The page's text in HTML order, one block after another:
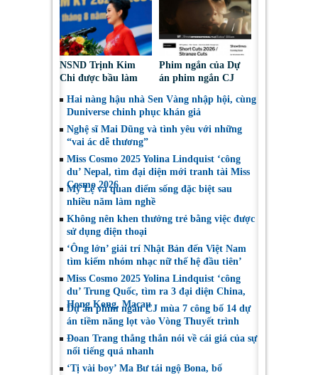
chọn”
NSND Trịnh Kim
Chi được bầu làm
Nghệ sĩ Sân khấu
Việt Nam
Phim ngắn của Dự
án phim ngắn CJ
tại LHP quốc tế
Toronto 2026
Hai nàng hậu nhà Sen Vàng nhập hội, cùng
Duniverse chinh phục khán giả
Nghệ sĩ Mai Dũng và tình yêu với những
“vai ác dễ thương”
Miss Cosmo 2025 Yolina Lindquist ‘công
du’ Nepal, tìm đại diện mới tranh tài Miss
Cosmo 2026
Mỹ Lệ và quan điểm sống đặc biệt sau
nhiều năm làm nghề
Không nên khen thưởng trẻ bằng việc được
sử dụng điện thoại
‘Ông lớn’ giải trí Nhật Bản đến Việt Nam
tìm kiếm nhóm nhạc nữ thế hệ đầu tiên’
Miss Cosmo 2025 Yolina Lindquist ‘công
du’ Trung Quốc, tìm ra 3 đại diện China,
Hong Kong, Macau
Dự án phim ngắn CJ mùa 7 công bố 14 dự
án tiềm năng lọt vào Vòng Thuyết trình
Đoan Trang thẳng thắn nói về cái giá của sự
nổi tiếng quá nhanh
‘Tị vài boy’ Ma Bư tái ngộ Bona, bố